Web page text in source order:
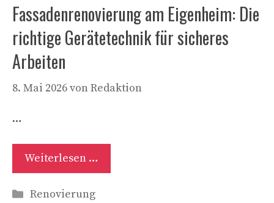
Fassadenrenovierung am Eigenheim: Die
richtige Gerätetechnik für sicheres
Arbeiten
8. Mai 2026vonRedaktion
…
Weiterlesen …
Kategorien
Renovierung